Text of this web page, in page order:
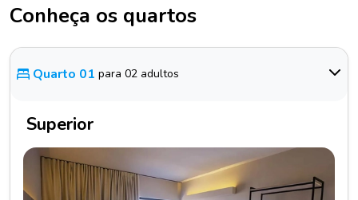
Conheça os quartos
Quarto 01 para 02 adultos
Superior